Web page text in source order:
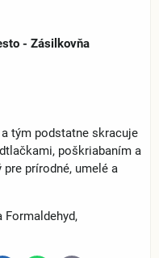
- Zásilkovňa
tým podstatne skracuje
poškriabaním a
prírodné, umelé a
Formaldehyd,